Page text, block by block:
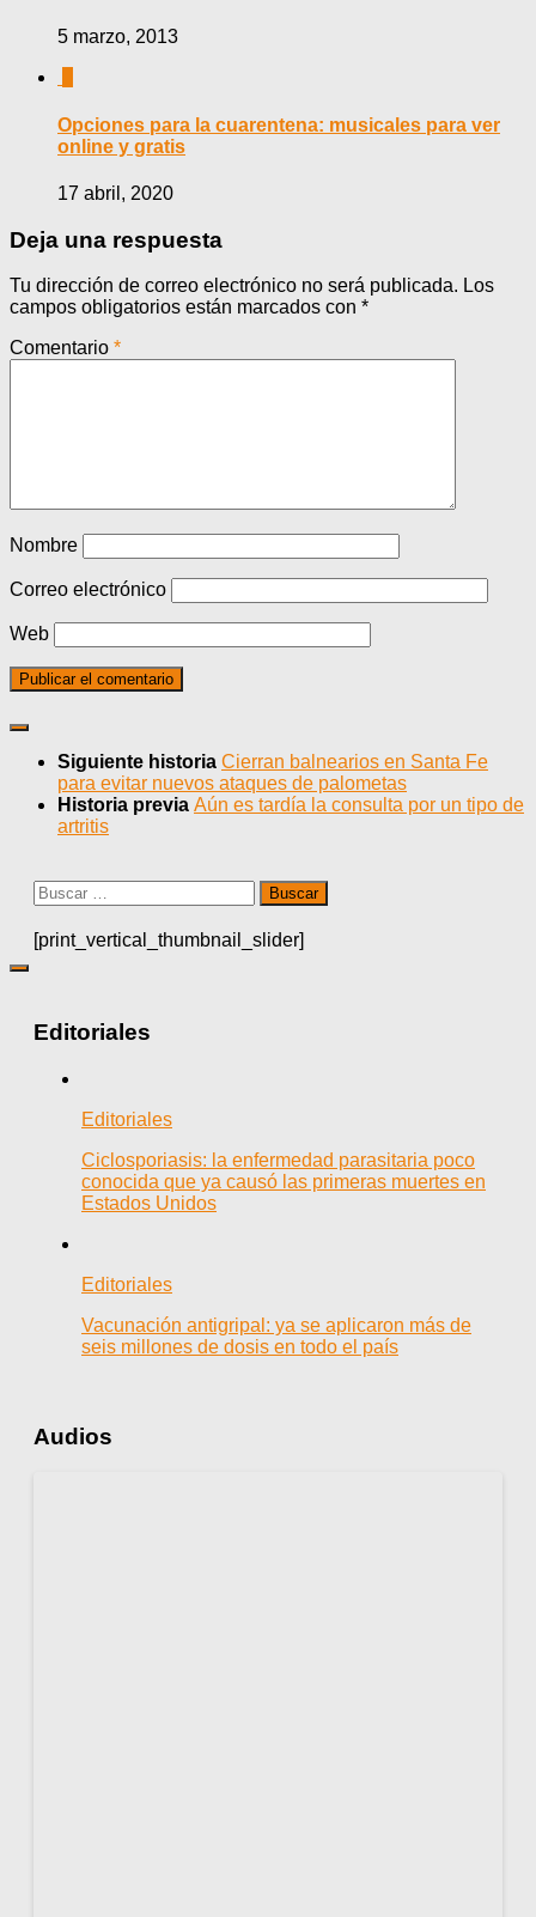
5 marzo, 2013
Opciones para la cuarentena: musicales para ver
online y gratis
17 abril, 2020
Deja una respuesta
Tu dirección de correo electrónico no será publicada. Los
campos obligatorios están marcados con *
Comentario *
Nombre
Correo electrónico
Web
Siguiente historia Cierran balnearios en Santa Fe
para evitar nuevos ataques de palometas
Historia previa Aún es tardía la consulta por un tipo de
artritis
Buscar:
[print_vertical_thumbnail_slider]
Editoriales
Editoriales
Ciclosporiasis: la enfermedad parasitaria poco
conocida que ya causó las primeras muertes en
Estados Unidos
Editoriales
Vacunación antigripal: ya se aplicaron más de
seis millones de dosis en todo el país
Audios